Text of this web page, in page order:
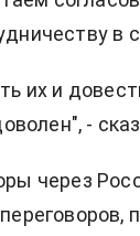
в
их и
-
через